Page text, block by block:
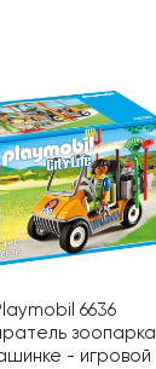
6636
зоопарка
- игровой